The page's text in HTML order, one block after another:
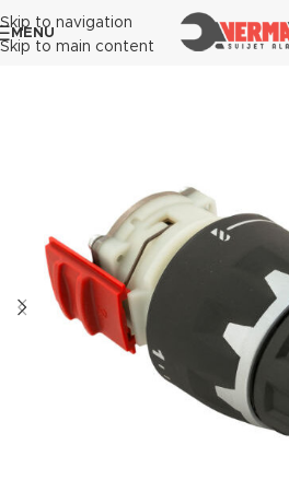
Skip to navigation
Skip to main content
MENU